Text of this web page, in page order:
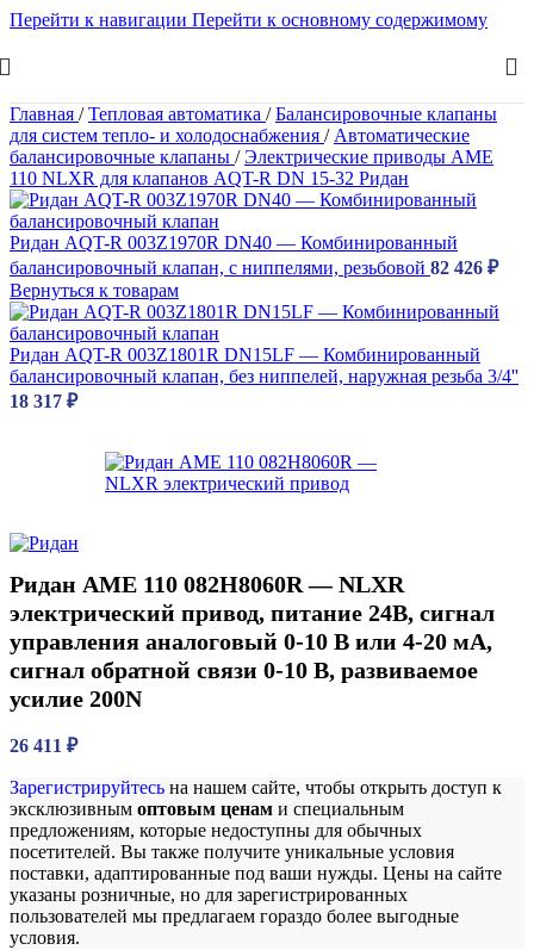
Перейти к навигации Перейти к основному содержимому
Главная / Тепловая автоматика / Балансировочные клапаны
для систем тепло- и холодоснабжения / Автоматические
балансировочные клапаны / Электрические приводы AME
110 NLXR для клапанов AQT-R DN 15-32 Ридан
Ридан AQT-R 003Z1970R DN40 — Комбинированный
балансировочный клапан, с ниппелями, резьбовой 82 426 ₽
Вернуться к товарам
Ридан AQT-R 003Z1801R DN15LF — Комбинированный
балансировочный клапан, без ниппелей, наружная резьба 3/4''
18 317 ₽
Ридан AME 110 082H8060R — NLXR
электрический привод, питание 24В, сигнал
управления аналоговый 0-10 В или 4-20 мА,
сигнал обратной связи 0-10 В, развиваемое
усилие 200N
26 411 ₽
Зарегистрируйтесь на нашем сайте, чтобы открыть доступ к
эксклюзивным оптовым ценам и специальным
предложениям, которые недоступны для обычных
посетителей. Вы также получите уникальные условия
поставки, адаптированные под ваши нужды. Цены на сайте
указаны розничные, но для зарегистрированных
пользователей мы предлагаем гораздо более выгодные
условия.